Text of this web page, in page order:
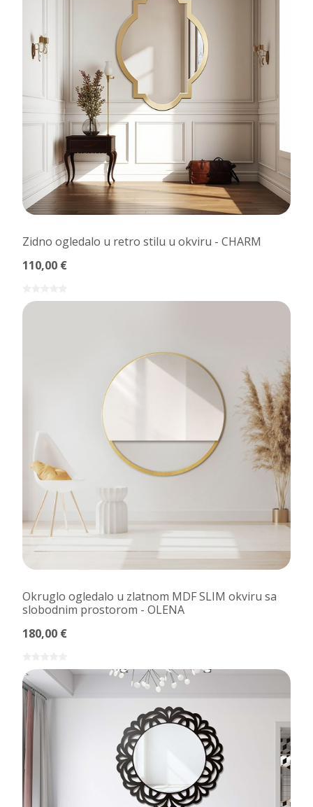
Zidno ogledalo u retro stilu u okviru - CHARM
110,00 €
Okruglo ogledalo u zlatnom MDF SLIM okviru sa
slobodnim prostorom - OLENA
180,00 €